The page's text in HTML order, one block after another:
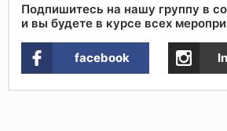
Подпишитесь на нашу группу в
и вы будете в курсе всех
facebook